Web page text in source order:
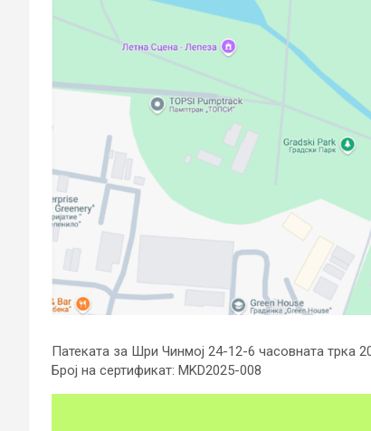
Патеката за Шри Чинмој 24-12-6 часовната трка
Број на сертификат: MKD2025-008